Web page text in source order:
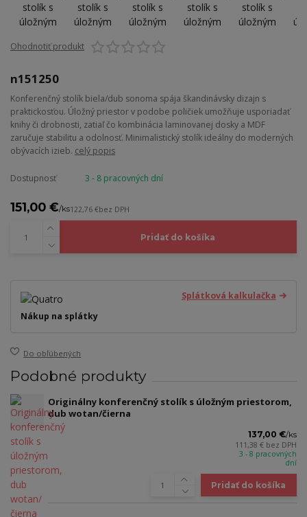
Ohodnotiť produkt
n151250
Konferenčný stolík biela/dub sonoma spája škandinávsky dizajn s
praktickosťou. Úložný priestor v podobe poličiek umožňuje usporiadať
knihy či drobnosti, zatiaľ čo kombinácia laminovanej dosky a MDF
zaručuje stabilitu a odolnosť. Minimalistický stolík ideálny do moderných
obývacích izieb. celý popis
Dostupnosť 3 - 8 pracovných dní
151,00 €/ks122,76 €bez DPH
Pridať do košíka
Splátková kalkulačka
Nákup na splátky
Do obľúbených
Podobné produkty
Originálny konferenčný stolík s úložným priestorom,
dub wotan/čierna
137,00 €/ks
111,38 € bez DPH
3 - 8 pracovných
dní
Pridať do košíka